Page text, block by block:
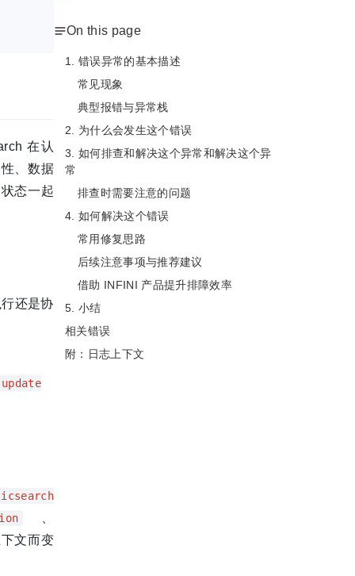
在认
、数据
态一起
还是协
、
文而变
On this page
1. 错误异常的基本描述
常见现象
典型报错与异常栈
2. 为什么会发生这个错误
3. 如何排查和解决这个异常和解决这个异
常
排查时需要注意的问题
4. 如何解决这个错误
常用修复思路
后续注意事项与推荐建议
借助 INFINI 产品提升排障效率
5. 小结
相关错误
附：日志上下文